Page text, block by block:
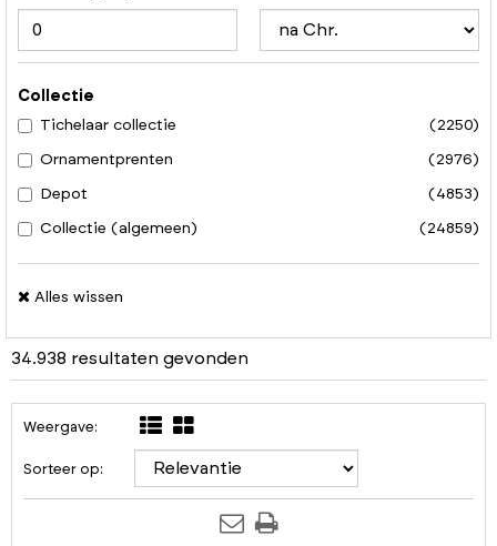
Collectie
Tichelaar collectie
(2250)
Ornamentprenten (2976)
Depot (4853)
Collectie (algemeen) (24859)
Alles wissen
34.938 resultaten gevonden
Weergave:
Sorteer op: